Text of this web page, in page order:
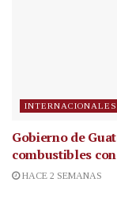
INTERNACIONALES
Gobierno de
combustibles
HACE 2 SEMANAS